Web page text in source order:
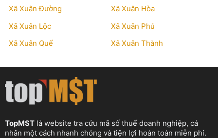
Xã Xuân Đường
Xã Xuân Hòa
Xã Xuân Lộc
Xã Xuân Phú
Xã Xuân Quế
Xã Xuân Thành
TopMST là website tra cứu mã số thuế doanh nghiệp, cá
nhân một cách nhanh chóng và tiện lợi hoàn toàn miễn phí.